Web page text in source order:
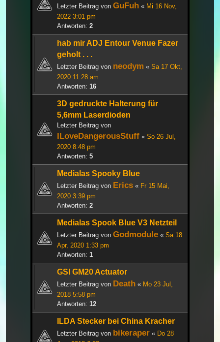
Letzter Beitrag von GuFuh « Mi 16 Nov,
2022 3:01 pm
Antworten: 2
hab mir ADJ Entour Venue Fazer
geholt . . .
Letzter Beitrag von neodym « Sa 17 Okt,
2020 11:28 am
Antworten: 16
3D gedruckte Halterung für
5,6mm Laserdioden
Letzter Beitrag von
ILoveDangerousStuff « So 26 Jul,
2020 8:48 pm
Antworten: 5
Medialas Spooky Blue
Letzter Beitrag von Erics « Fr 15 Mai,
2020 3:39 pm
Antworten: 2
Medialas Spook Blue V3 Netzteil
Letzter Beitrag von Godmodule « Sa 18
Apr, 2020 1:33 pm
Antworten: 1
GSI GM20 Actuator
Letzter Beitrag von Death « Mo 23 Jul,
2018 5:58 pm
Antworten: 12
ILDA Stecker bei China Kracher
Letzter Beitrag von bikeraper « Do 28